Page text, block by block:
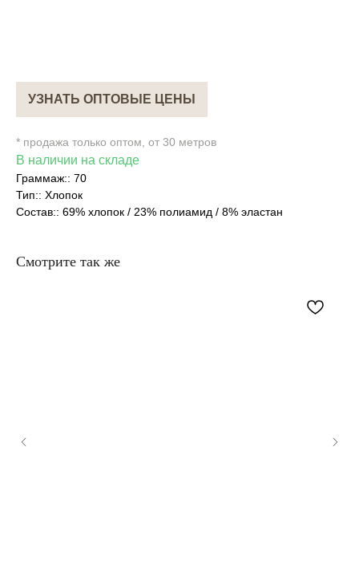
УЗНАТЬ ОПТОВЫЕ ЦЕНЫ
* продажа только оптом, от 30 метров
В наличии на складе
Граммаж:: 70
Тип:: Хлопок
Состав:: 69% хлопок / 23% полиамид / 8% эластан
Смотрите так же